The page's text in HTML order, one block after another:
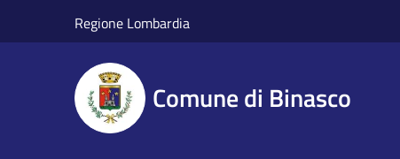
Regione Lombardia
Comune di Binasco